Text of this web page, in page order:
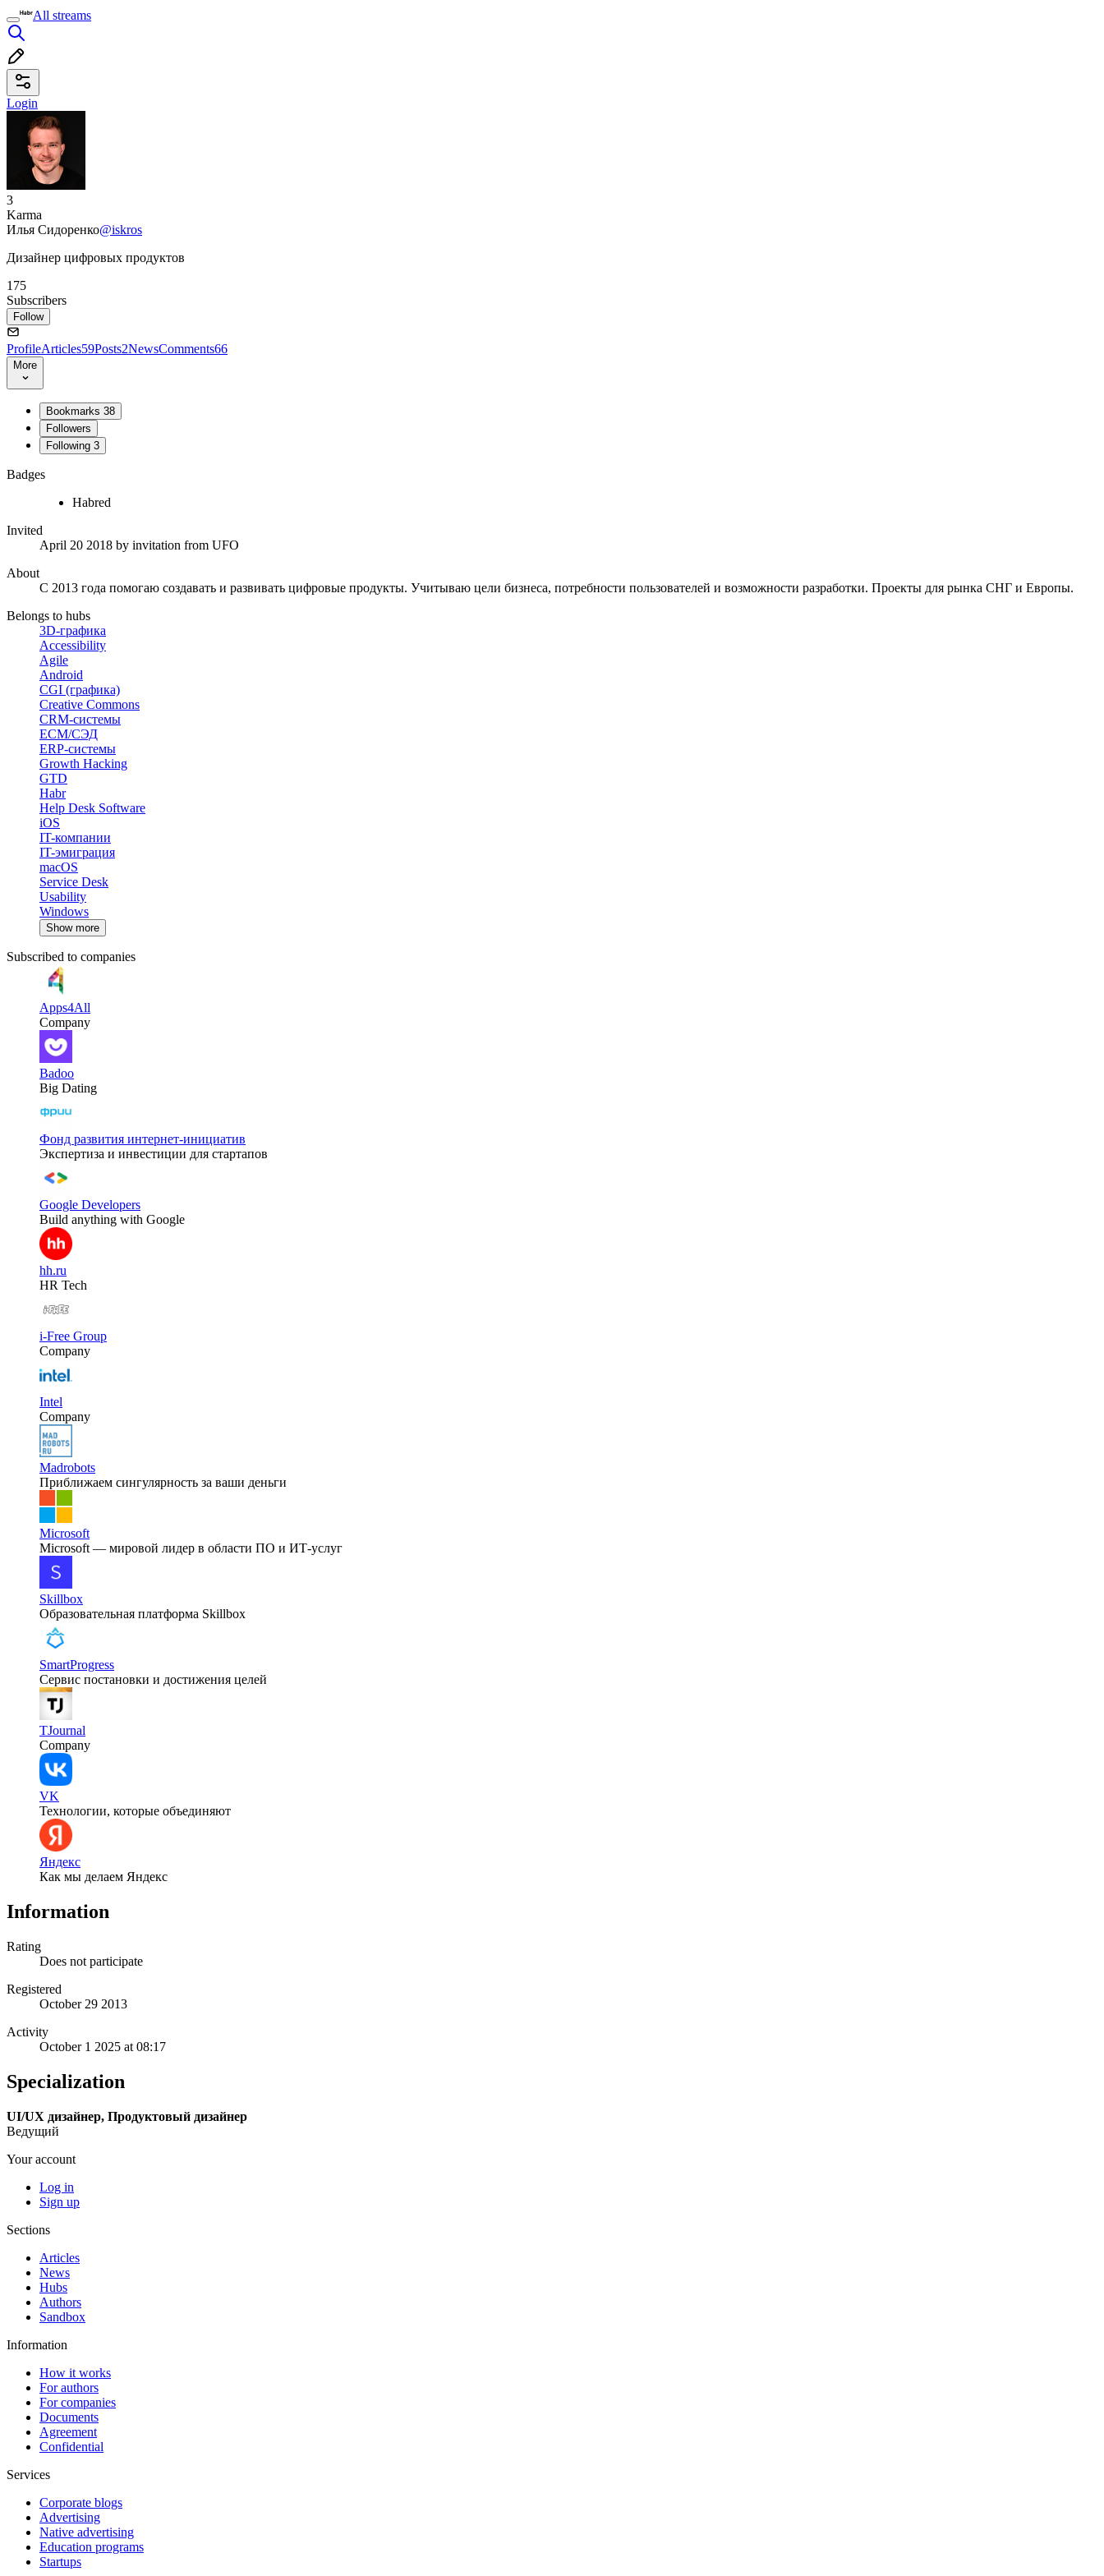
All streams
Login
3
Karma
Илья Сидоренко@iskros
Дизайнер цифровых продуктов
175
Subscribers
Follow
ProfileArticles59Posts2NewsComments66
More
Bookmarks 38
Followers
Following 3
Badges
Habred
Invited
April 20 2018 by invitation from UFO
About
С 2013 года помогаю создавать и развивать цифровые продукты. Учитываю цели бизнеса, потребности пользователей и возможности разработки. Проекты для рынка СНГ и Европы.
Belongs to hubs
3D-графика
Accessibility
Agile
Android
CGI (графика)
Creative Commons
CRM-системы
ECM/СЭД
ERP-системы
Growth Hacking
GTD
Habr
Help Desk Software
iOS
IT-компании
IT-эмиграция
macOS
Service Desk
Usability
Windows
Show more
Subscribed to companies
Apps4All
Company
Badoo
Big Dating
Фонд развития интернет-инициатив
Экспертиза и инвестиции для стартапов
Google Developers
Build anything with Google
hh.ru
HR Tech
i-Free Group
Company
Intel
Company
Madrobots
Приближаем сингулярность за ваши деньги
Microsoft
Microsoft — мировой лидер в области ПО и ИТ-услуг
Skillbox
Образовательная платформа Skillbox
SmartProgress
Сервис постановки и достижения целей
TJournal
Company
VK
Технологии, которые объединяют
Яндекс
Как мы делаем Яндекс
Information
Rating
Does not participate
Registered
October 29 2013
Activity
October 1 2025 at 08:17
Specialization
UI/UX дизайнер, Продуктовый дизайнер
Ведущий
Your account
Log in
Sign up
Sections
Articles
News
Hubs
Authors
Sandbox
Information
How it works
For authors
For companies
Documents
Agreement
Confidential
Services
Corporate blogs
Advertising
Native advertising
Education programs
Startups